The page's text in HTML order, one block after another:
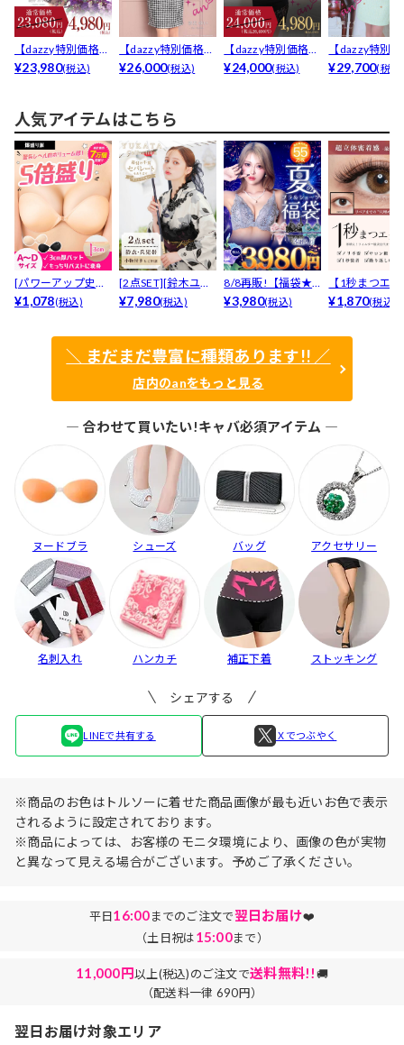
【dazzy特別価格】
[an]アシメス...
¥23,980(税込)
【dazzy特別価格】
[an]フリンジ...
¥26,000(税込)
【dazzy特別価格】
[an]ショルダ...
¥24,000(税込)
【dazzy特別
[an]パステル...
¥29,700(税込)
人気アイテムはこちら
[パワーアップ史上
最強5倍盛りアップ
¥1,078(税込)
[2点SET][鈴木ユリ
ア(baby)...
¥7,980(税込)
8/8再販!【福袋★
ブラセット3点
¥3,980(税込)
【1秒まつエ
リュームタイ
¥1,870(税込)
＼ まだまだ豊富に種類あります!! ／
店内のanをもっと見る
― 合わせて買いたい!キャバ必須アイテム ―
ヌードブラ シューズ バッグ アクセサリー
名刺入れ ハンカチ 補正下着 ストッキング
シェアする
LINEで共有する Ｘでつぶやく
※商品のお色はトルソーに着せた商品画像が最も近いお色で表示
されるように設定されております。
※商品によっては、お客様のモニタ環境により、画像の色が実物
と異なって見える場合がございます。予めご了承ください。
平日16:00までのご注文で翌日お届け❤️
（土日祝は15:00まで）
11,000円以上(税込)のご注文で送料無料!!🚚
（配送料一律 690円）
翌日お届け対象エリア